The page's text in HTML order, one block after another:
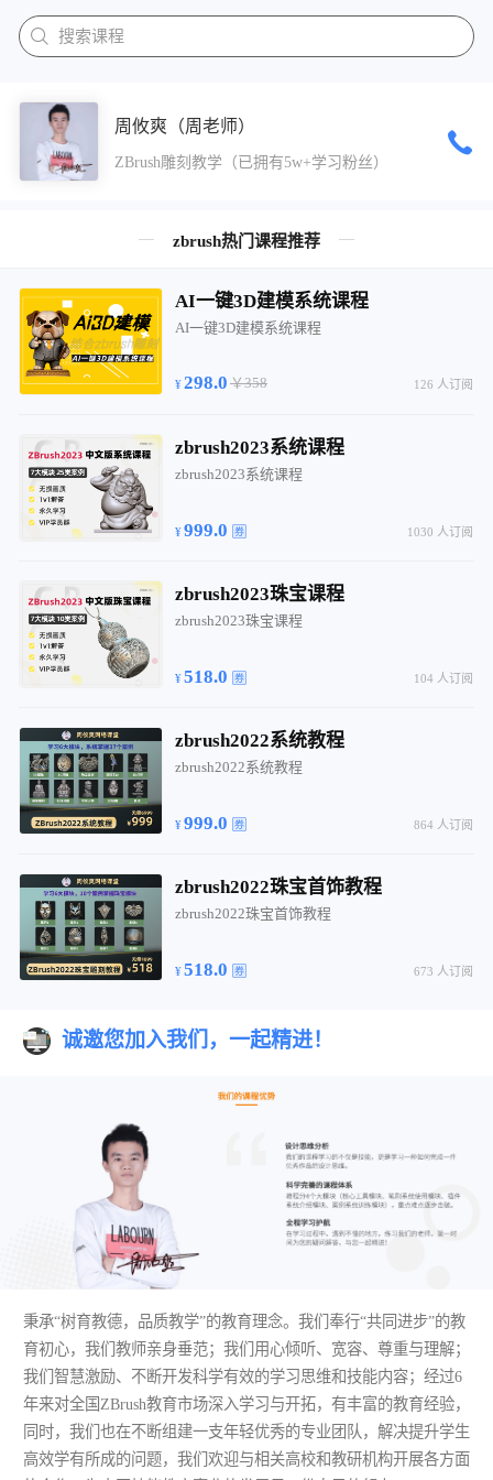
搜索课程
周攸爽（周老师）
ZBrush雕刻教学（已拥有5w+学习粉丝）
zbrush热门课程推荐
AI一键3D建模系统课程
AI一键3D建模系统课程
298.0 ￥358 126 人订阅
zbrush2023系统课程
zbrush2023系统课程
999.0 1030 人订阅
zbrush2023珠宝课程
zbrush2023珠宝课程
518.0 104 人订阅
zbrush2022系统教程
zbrush2022系统教程
999.0 864 人订阅
zbrush2022珠宝首饰教程
zbrush2022珠宝首饰教程
518.0 673 人订阅
诚邀您加入我们，一起精进！
秉承“树育教德，品质教学”的教育理念。我们奉行“共同进步”的教
育初心，我们教师亲身垂范；我们用心倾听、宽容、尊重与理解；
我们智慧激励、不断开发科学有效的学习思维和技能内容；经过6
年来对全国ZBrush教育市场深入学习与开拓，有丰富的教育经验，
同时，我们也在不断组建一支年轻优秀的专业团队，解决提升学生
高效学有所成的问题，我们欢迎与相关高校和教研机构开展各方面